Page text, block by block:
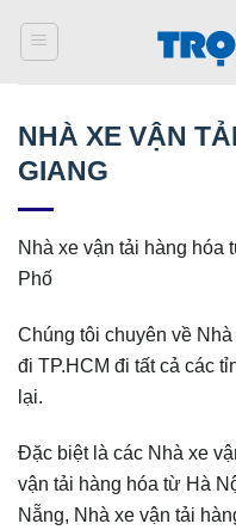
qua
NHÀ XE VẬN
GIANG
Nhà xe vận tải hàng hóa
Phố
Chúng tôi chuyên về
đi TP.HCM đi tất cả các
lại.
Đặc biệt là các Nhà xe
vận tải hàng hóa từ Hà
Nẵng, Nhà xe vận tải